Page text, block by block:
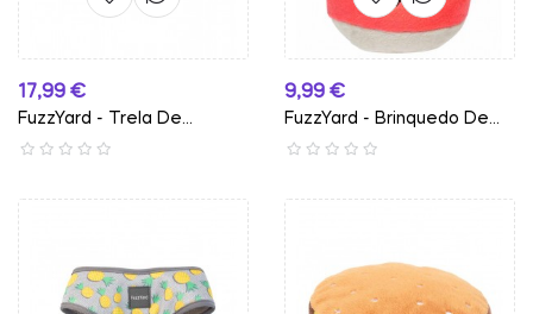
Preço
17,99 €
FuzzYard - Trela De...
Preço
9,99 €
FuzzYard - Brinquedo De...